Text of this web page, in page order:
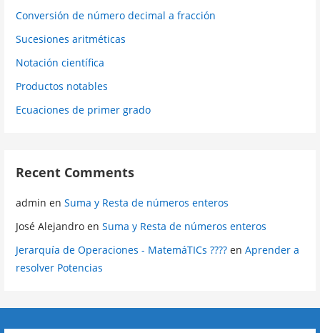
Conversión de número decimal a fracción
Sucesiones aritméticas
Notación científica
Productos notables
Ecuaciones de primer grado
Recent Comments
admin enSuma y Resta de números enteros
José Alejandro enSuma y Resta de números enteros
Jerarquía de Operaciones - MatemáTICs ???? enAprender a
resolver Potencias